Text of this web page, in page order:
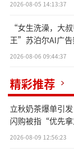
近日，光
该行董事会
长，同时提名
资料显示
员，兼任光大
行天津分行党
人事局副局长
银行吉林分行
委员、副行
2026-08-05 14:13:37
“女生洗澡，大
王”苏泊尔AI广
2026-08-06 09:44:37
精彩推荐
立秋奶茶爆单引
闪购被指“优先
贵的拿”
2026-08-09 12:56:23